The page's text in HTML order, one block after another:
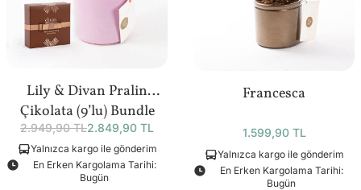
Lily & Divan Pralin
Çikolata (9’lu) Bundle
2.949,90 TL2.849,90 TL
Yalnızca kargo ile gönderim
En Erken Kargolama Tarihi:
Bugün
Francesca
1.599,90 TL
Yalnızca kargo ile gönderim
En Erken Kargolama Tarihi:
Bugün